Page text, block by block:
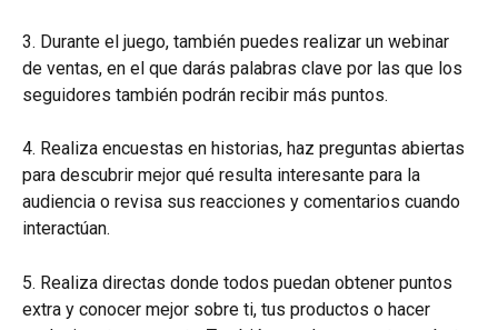
3. Durante el juego, también puedes realizar un webinar
de ventas, en el que darás palabras clave por las que los
seguidores también podrán recibir más puntos.
4. Realiza encuestas en historias, haz preguntas abiertas
para descubrir mejor qué resulta interesante para la
audiencia o revisa sus reacciones y comentarios cuando
interactúan.
5. Realiza directas donde todos puedan obtener puntos
extra y conocer mejor sobre ti, tus productos o hacer